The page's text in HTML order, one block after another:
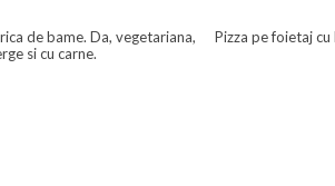
de bame. Da, vegetariana,
si cu carne.
Pizza pe foietaj cu